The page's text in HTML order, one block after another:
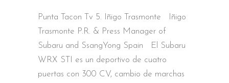
Punta Tacon Tv 5. Iñigo Trasmonte Iñigo
Trasmonte P.R. & Press Manager of
Subaru and SsangYong Spain El Subaru
WRX STI es un deportivo de cuatro
puertas con 300 CV, cambio de marchas